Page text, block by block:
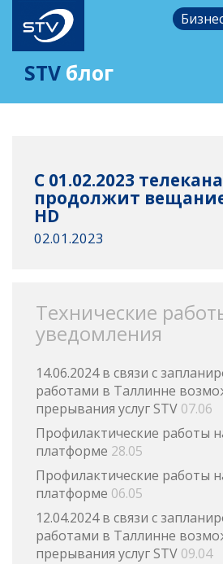
STV блог
C 01.02.2023
продолжит
HD
02.01.2023
Технические
уведомления
14.06.2024 в связи с
работами в Таллинне
прерывания услуг STV 07.06
Профилактические работы
платформе 28.05
Профилактические работы
платформе 06.05
12.04.2024 в связи с
работами в Таллинне
прерывания услуг STV 09.04